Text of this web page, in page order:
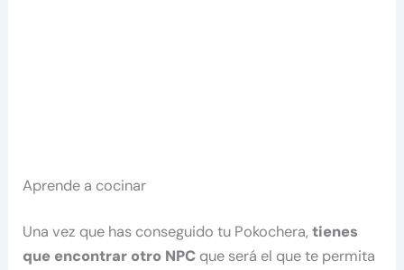
Aprende a cocinar
Una vez que has conseguido tu Pokochera,tienes
que encontrar otro NPC que será el que te permita